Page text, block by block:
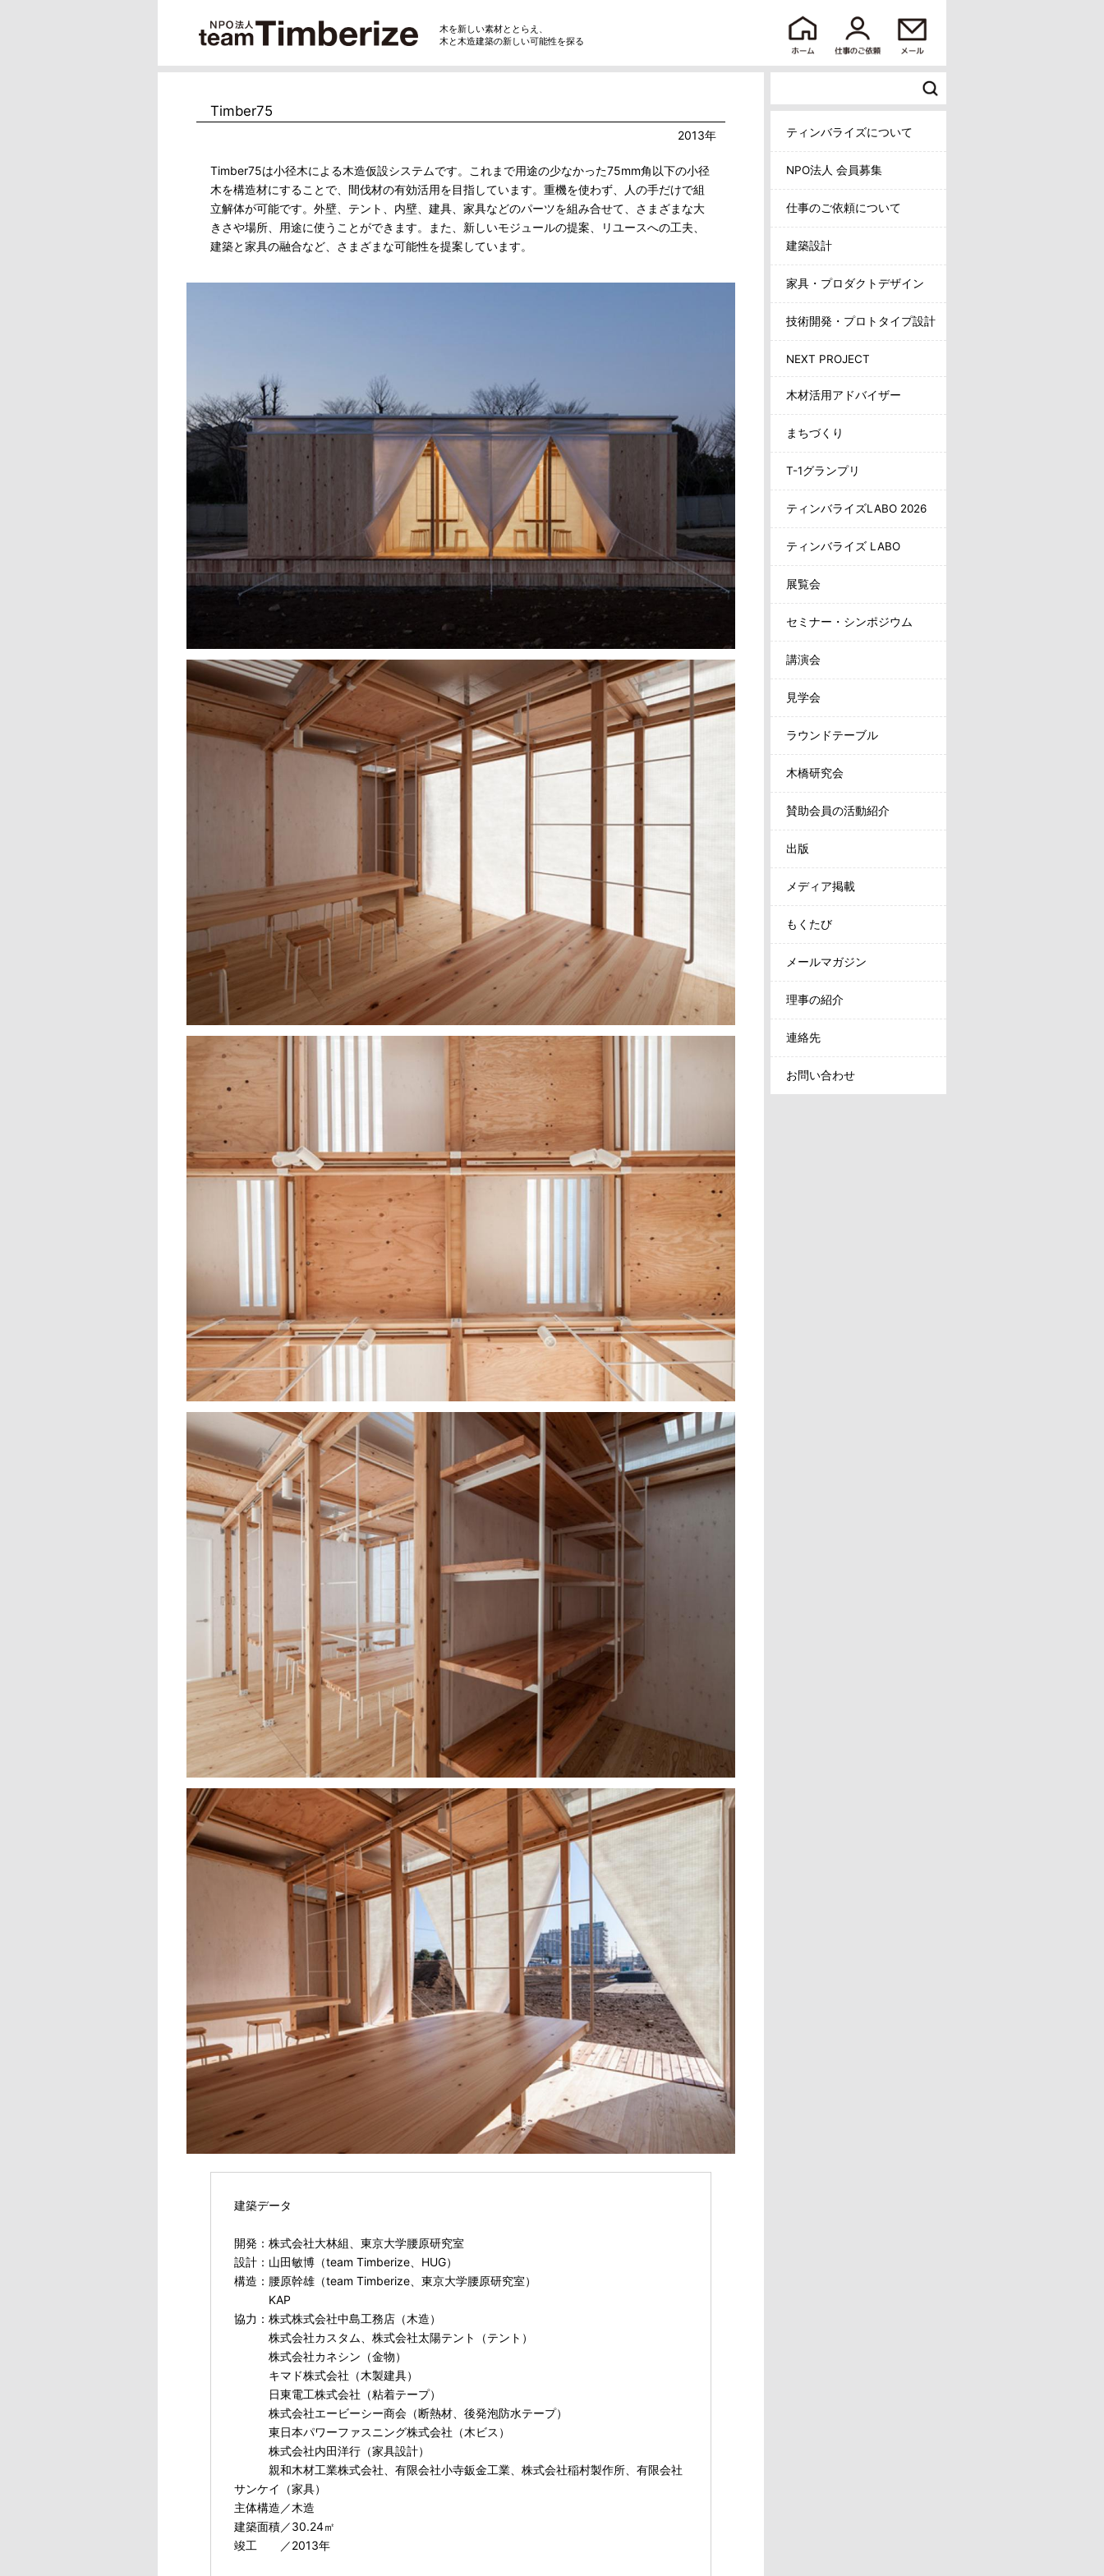
木を新しい素材ととらえ、
木と木造建築の新しい可能性を探る
ティンバライズについて
NPO法人 会員募集
仕事のご依頼について
建築設計
家具・プロダクトデザイン
技術開発・プロトタイプ設計
NEXT PROJECT
木材活用アドバイザー
まちづくり
T-1グランプリ
ティンバライズLABO 2026
ティンバライズ LABO
展覧会
セミナー・シンポジウム
講演会
見学会
ラウンドテーブル
木橋研究会
賛助会員の活動紹介
出版
メディア掲載
もくたび
メールマガジン
理事の紹介
連絡先
お問い合わせ
Timber75
2013年
Timber75は小径木による木造仮設システムです。これまで用途の少なかった75mm角以下の小径
木を構造材にすることで、間伐材の有効活用を目指しています。重機を使わず、人の手だけで組
立解体が可能です。外壁、テント、内壁、建具、家具などのパーツを組み合せて、さまざまな大
きさや場所、用途に使うことができます。また、新しいモジュールの提案、リユースへの工夫、
建築と家具の融合など、さまざまな可能性を提案しています。
建築データ
開発：株式会社大林組、東京大学腰原研究室
設計：山田敏博（team Timberize、HUG）
構造：腰原幹雄（team Timberize、東京大学腰原研究室）
KAP
協力：株式株式会社中島工務店（木造）
株式会社カスタム、株式会社太陽テント（テント）
株式会社カネシン（金物）
キマド株式会社（木製建具）
日東電工株式会社（粘着テープ）
株式会社エービーシー商会（断熱材、後発泡防水テープ）
東日本パワーファスニング株式会社（木ビス）
株式会社内田洋行（家具設計）
親和木材工業株式会社、有限会社小寺鈑金工業、株式会社稲村製作所、有限会社
サンケイ（家具）
主体構造／木造
建築面積／30.24㎡
竣工 ／2013年